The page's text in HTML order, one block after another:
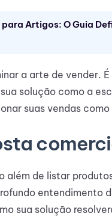
Artigos: O Guia
a arte de vender.
solução como a
suas vendas
de listar
entendimento
sua solução